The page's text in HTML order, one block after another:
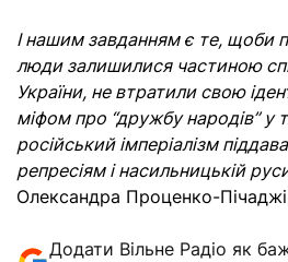
І нашим завданням є те, щоби
люди залишилися частиною
України, не втратили свою
міфом про “дружбу народів” у
російський імперіалізм
репресіям і насильницькій
Олександра Проценко-
Додати Вільне Радіо як